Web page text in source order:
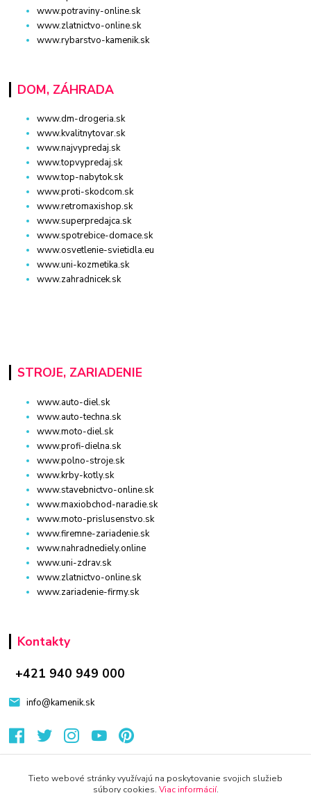
www.potraviny-online.sk
www.zlatnictvo-online.sk
www.rybarstvo-kamenik.sk
DOM, ZÁHRADA
www.dm-drogeria.sk
www.kvalitnytovar.sk
www.najvypredaj.sk
www.topvypredaj.sk
www.top-nabytok.sk
www.proti-skodcom.sk
www.retromaxishop.sk
www.superpredajca.sk
www.spotrebice-domace.sk
www.osvetlenie-svietidla.eu
www.uni-kozmetika.sk
www.zahradnicek.sk
STROJE, ZARIADENIE
www.auto-diel.sk
www.auto-techna.sk
www.moto-diel.sk
www.profi-dielna.sk
www.polno-stroje.sk
www.krby-kotly.sk
www.stavebnictvo-online.sk
www.maxiobchod-naradie.sk
www.moto-prislusenstvo.sk
www.firemne-zariadenie.sk
www.nahradnediely.online
www.uni-zdrav.sk
www.zlatnictvo-online.sk
www.zariadenie-firmy.sk
Kontakty
+421 940 949 000
info@kamenik.sk
Tieto webové stránky využívajú na poskytovanie svojich služieb
súbory cookies. Viac informácií.